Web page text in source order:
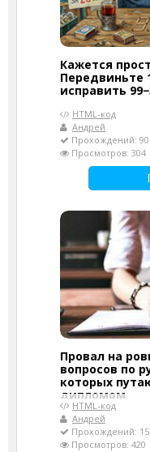
Кажется
Передвиньте
исправить
HTML-код
Андрей
Прохождений: 90
Просмотров: 304
Провал на
вопросов по
которых
дипломом
HTML-код
Андрей
Прохождений:
Просмотров: 420